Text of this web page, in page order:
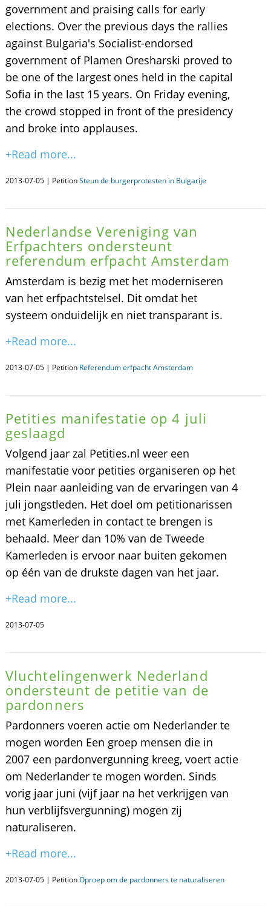
government and praising calls for early
elections. Over the previous days the rallies
against Bulgaria's Socialist-endorsed
government of Plamen Oresharski proved to
be one of the largest ones held in the capital
Sofia in the last 15 years. On Friday evening,
the crowd stopped in front of the presidency
and broke into applauses.
+Read more...
2013-07-05 | PetitionSteun de burgerprotesten in Bulgarije
Nederlandse Vereniging van
Erfpachters ondersteunt
referendum erfpacht Amsterdam
Amsterdam is bezig met het moderniseren
van het erfpachtstelsel. Dit omdat het
systeem onduidelijk en niet transparant is.
+Read more...
2013-07-05 | Petition Referendum erfpacht Amsterdam
Petities manifestatie op 4 juli
geslaagd
Volgend jaar zal Petities.nl weer een
manifestatie voor petities organiseren op het
Plein naar aanleiding van de ervaringen van 4
juli jongstleden. Het doel om petitionarissen
met Kamerleden in contact te brengen is
behaald. Meer dan 10% van de Tweede
Kamerleden is ervoor naar buiten gekomen
op één van de drukste dagen van het jaar.
+Read more...
2013-07-05
Vluchtelingenwerk Nederland
ondersteunt de petitie van de
pardonners
Pardonners voeren actie om Nederlander te
mogen worden Een groep mensen die in
2007 een pardonvergunning kreeg, voert actie
om Nederlander te mogen worden. Sinds
vorig jaar juni (vijf jaar na het verkrijgen van
hun verblijfsvergunning) mogen zij
naturaliseren.
+Read more...
2013-07-05 | PetitionOproep om de pardonners te naturaliseren